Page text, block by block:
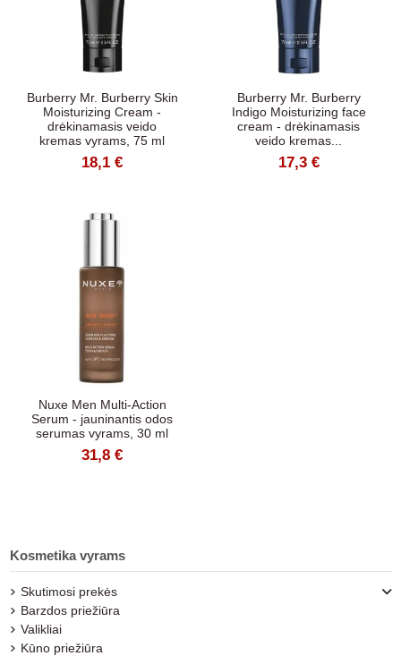
Burberry Mr. Burberry Skin
Moisturizing Cream -
drėkinamasis veido
kremas vyrams, 75 ml
18,1 €
Burberry Mr. Burberry
Indigo Moisturizing face
cream - drėkinamasis
veido kremas...
17,3 €
Nuxe Men Multi-Action
Serum - jauninantis odos
serumas vyrams, 30 ml
31,8 €
Kosmetika vyrams
Skutimosi prekės
Barzdos priežiūra
Valikliai
Kūno priežiūra